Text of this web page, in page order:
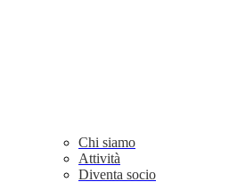
Chi siamo
Attività
Diventa socio